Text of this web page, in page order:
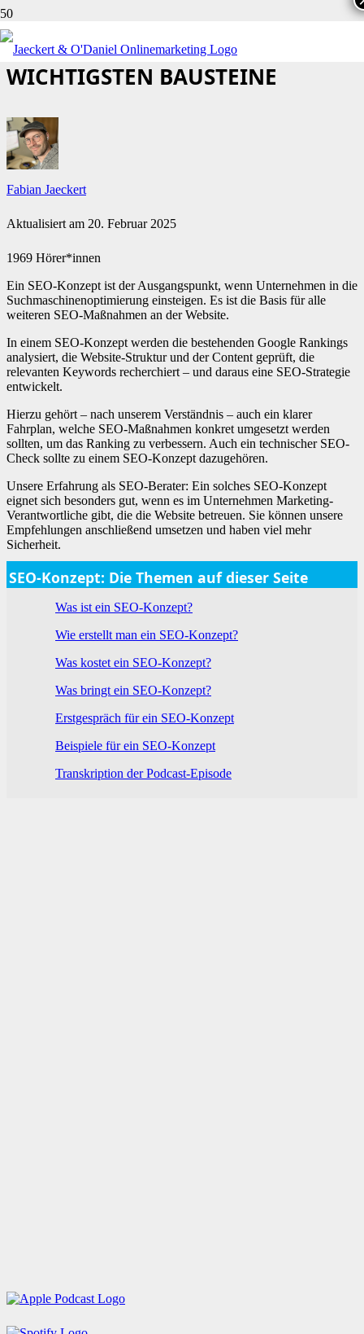
SEO-KONZEPT: DAS SIND DIE
WICHTIGSTEN BAUSTEINE
Fabian Jaeckert
Aktualisiert am 20. Februar 2025
1969 Hörer*innen
Ein SEO-Konzept ist der Ausgangspunkt, wenn Unternehmen in die
Suchmaschinenoptimierung einsteigen. Es ist die Basis für alle
weiteren SEO-Maßnahmen an der Website.
In einem SEO-Konzept werden die bestehenden Google Rankings
analysiert, die Website-Struktur und der Content geprüft, die
relevanten Keywords recherchiert – und daraus eine SEO-Strategie
entwickelt.
Hierzu gehört – nach unserem Verständnis – auch ein klarer
Fahrplan, welche SEO-Maßnahmen konkret umgesetzt werden
sollten, um das Ranking zu verbessern. Auch ein technischer SEO-
Check sollte zu einem SEO-Konzept dazugehören.
Unsere Erfahrung als SEO-Berater: Ein solches SEO-Konzept
eignet sich besonders gut, wenn es im Unternehmen Marketing-
Verantwortliche gibt, die die Website betreuen. Sie können unsere
Empfehlungen anschließend umsetzen und haben viel mehr
Sicherheit.
SEO-Konzept: Die Themen auf dieser Seite
Was ist ein SEO-Konzept?
Wie erstellt man ein SEO-Konzept?
Was kostet ein SEO-Konzept?
Was bringt ein SEO-Konzept?
Erstgespräch für ein SEO-Konzept
Beispiele für ein SEO-Konzept
Transkription der Podcast-Episode